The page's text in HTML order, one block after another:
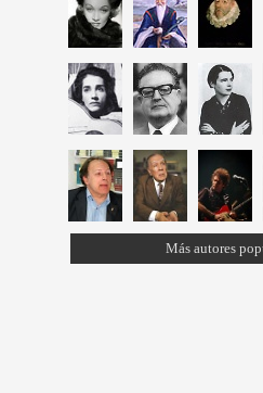
Más autores